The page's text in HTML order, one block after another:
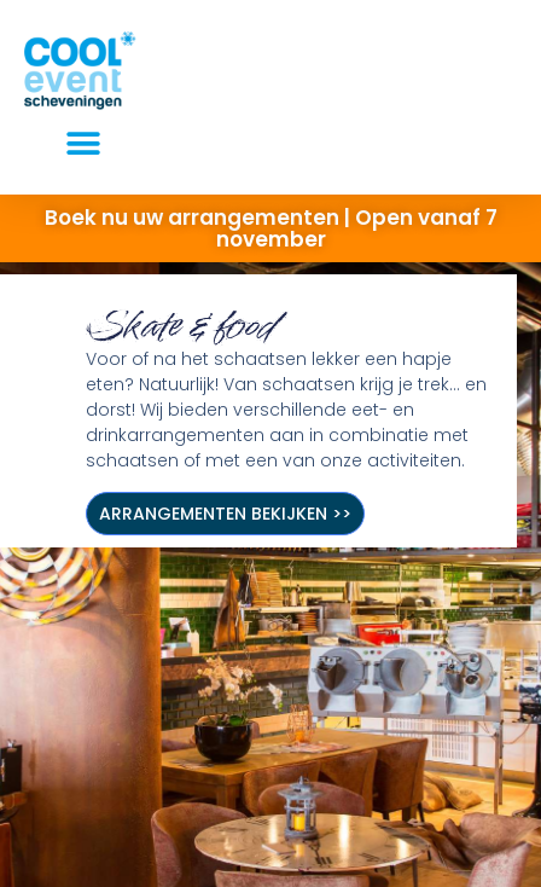
Elke dag open van 10 tot 22 uur
Boek nu uw arrangementen | Open vanaf 7
november
Skate & food
Voor of na het schaatsen lekker een hapje
eten? Natuurlijk! Van schaatsen krijg je trek… en
dorst! Wij bieden verschillende eet- en
drinkarrangementen aan in combinatie met
schaatsen of met een van onze activiteiten.
ARRANGEMENTEN BEKIJKEN >>